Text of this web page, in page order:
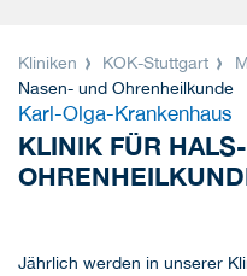
Kliniken KOK-Stuttgart
Nasen- und Ohrenheilkunde
Karl-Olga-Krankenhaus
KLINIK FÜR
Jährlich werden in unserer